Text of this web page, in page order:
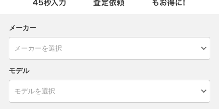
メーカー
モデル